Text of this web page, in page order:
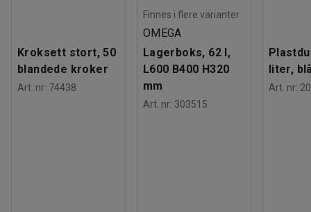
Kroksett stort, 50
blandede kroker
Art. nr: 74438
Finnes i flere varianter
OMEGA
Lagerboks, 62 l,
L600 B400 H320
mm
Art. nr: 303515
liter,
Art. nr: